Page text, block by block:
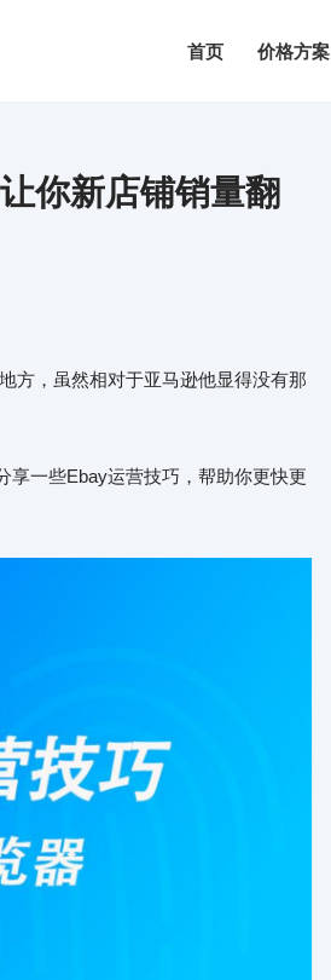
首页 价格方案
你新店铺销量翻
方，虽然相对于亚马逊他显得没有那
享一些Ebay运营技巧，帮助你更快更